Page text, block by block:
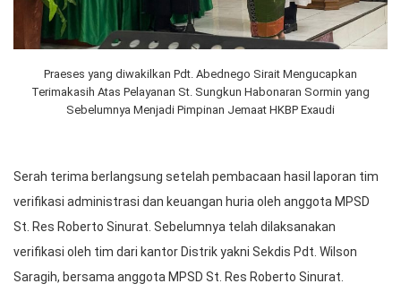
Praeses yang diwakilkan Pdt. Abednego Sirait Mengucapkan
Terimakasih Atas Pelayanan St. Sungkun Habonaran Sormin yang
Sebelumnya Menjadi Pimpinan Jemaat HKBP Exaudi
Serah terima berlangsung setelah pembacaan hasil laporan tim
verifikasi administrasi dan keuangan huria oleh anggota MPSD
St. Res Roberto Sinurat. Sebelumnya telah dilaksanakan
verifikasi oleh tim dari kantor Distrik yakni Sekdis Pdt. Wilson
Saragih, bersama anggota MPSD St. Res Roberto Sinurat.